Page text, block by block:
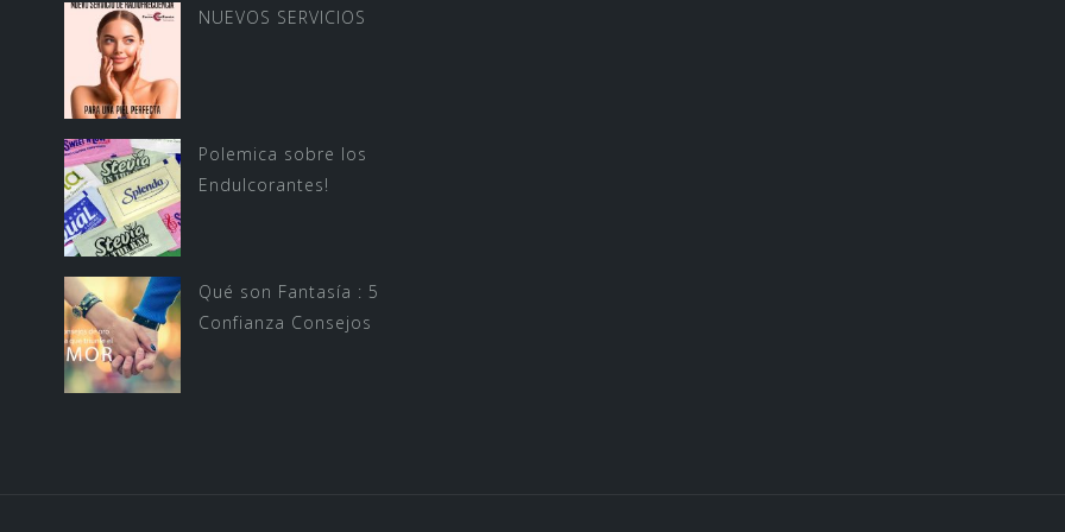
NUEVOS SERVICIOS
Polemica sobre los
Endulcorantes!
Qué son Fantasía : 5
Confianza Consejos